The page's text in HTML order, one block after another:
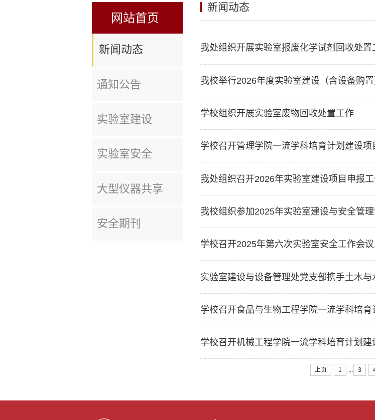
网站首页
新闻动态
通知公告
实验室建设
实验室安全
大型仪器共享
安全期刊
新闻动态
我处组织开展实验室报废化学试剂回收处置
我校举行2026年度实验室建设（含设备购
学校组织开展实验室废物回收处置工作
学校召开管理学院一流学科培育计划建设项
我处组织召开2026年实验室建设项目申报
我校组织参加2025年实验室建设与安全管
学校召开2025年第六次实验室安全工作会议
学校召开食品与生物工程学院一流学科培
学校召开机械工程学院一流学科培育计划建
上页 1 3